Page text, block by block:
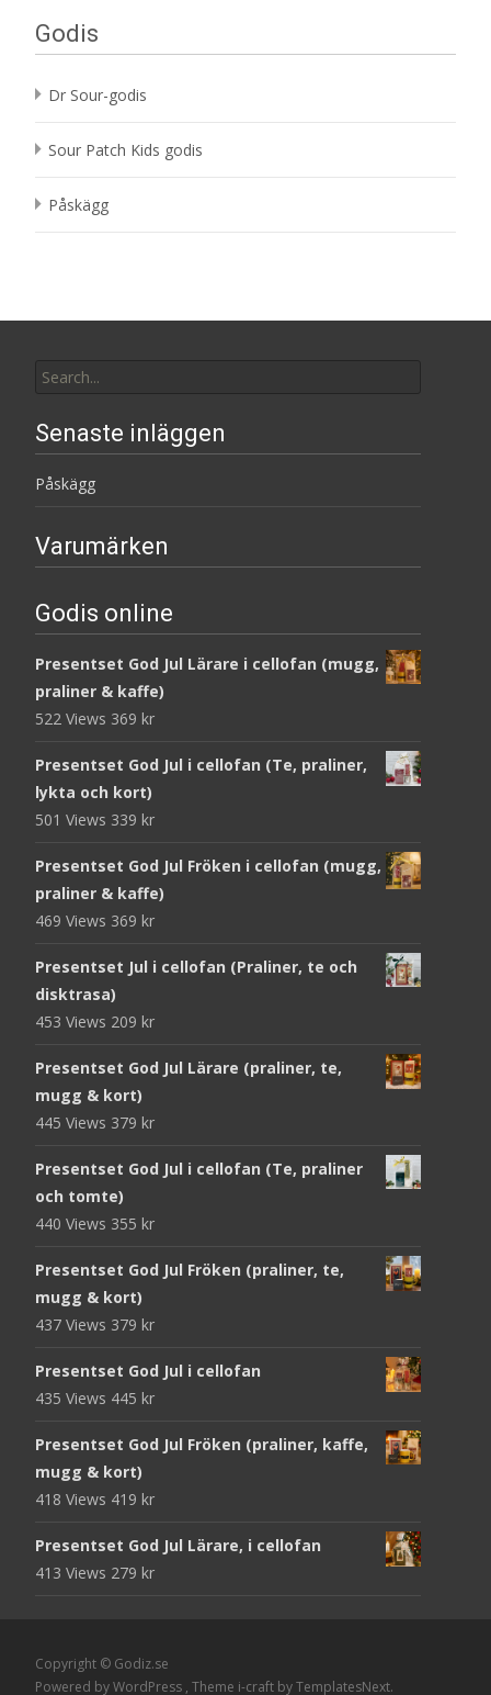
Godis
Dr Sour-godis
Sour Patch Kids godis
Påskägg
for:
Senaste inläggen
Påskägg
Varumärken
Godis online
Presentset God Jul Lärare i cellofan (mugg,
praliner & kaffe)
522 Views 369 kr
Presentset God Jul i cellofan (Te, praliner,
lykta och kort)
501 Views 339 kr
Presentset God Jul Fröken i cellofan (mugg,
praliner & kaffe)
469 Views 369 kr
Presentset Jul i cellofan (Praliner, te och
disktrasa)
453 Views 209 kr
Presentset God Jul Lärare (praliner, te,
mugg & kort)
445 Views 379 kr
Presentset God Jul i cellofan (Te, praliner
och tomte)
440 Views 355 kr
Presentset God Jul Fröken (praliner, te,
mugg & kort)
437 Views 379 kr
Presentset God Jul i cellofan
435 Views 445 kr
Presentset God Jul Fröken (praliner, kaffe,
mugg & kort)
418 Views 419 kr
Presentset God Jul Lärare, i cellofan
413 Views 279 kr
Copyright © Godiz.se
Powered by WordPress , Theme i-craft by TemplatesNext.